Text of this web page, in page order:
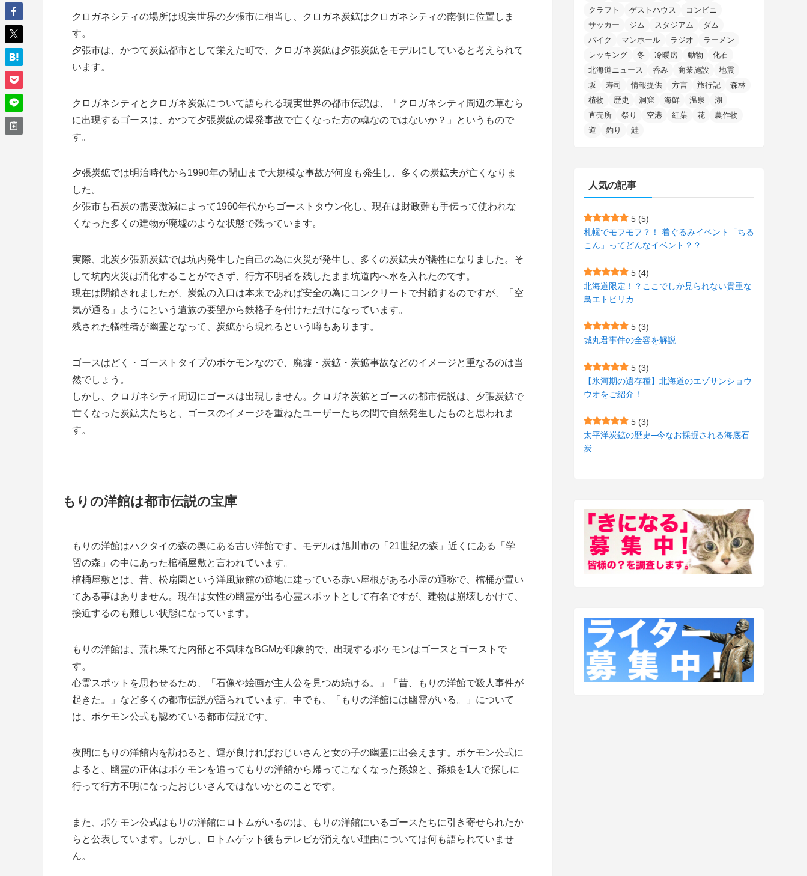
クロガネシティの場所は現実世界の夕張市に相当し、クロガネ炭鉱はクロガネシティの南側に位置しま
す。
夕張市は、かつて炭鉱都市として栄えた町で、クロガネ炭鉱は夕張炭鉱をモデルにしていると考えられて
います。
クロガネシティとクロガネ炭鉱について語られる現実世界の都市伝説は、「クロガネシティ周辺の草むら
に出現するゴースは、かつて夕張炭鉱の爆発事故で亡くなった方の魂なのではないか？」というもので
す。
夕張炭鉱では明治時代から1990年の閉山まで大規模な事故が何度も発生し、多くの炭鉱夫が亡くなりま
した。
夕張市も石炭の需要激減によって1960年代からゴーストタウン化し、現在は財政難も手伝って使われな
くなった多くの建物が廃墟のような状態で残っています。
実際、北炭夕張新炭鉱では坑内発生した自己の為に火災が発生し、多くの炭鉱夫が犠牲になりました。そ
して坑内火災は消化することができず、行方不明者を残したまま坑道内へ水を入れたのです。
現在は閉鎖されましたが、炭鉱の入口は本来であれば安全の為にコンクリートで封鎖するのですが、「空
気が通る」ようにという遺族の要望から鉄格子を付けただけになっています。
残された犠牲者が幽霊となって、炭鉱から現れるという噂もあります。
ゴースはどく・ゴーストタイプのポケモンなので、廃墟・炭鉱・炭鉱事故などのイメージと重なるのは当
然でしょう。
しかし、クロガネシティ周辺にゴースは出現しません。クロガネ炭鉱とゴースの都市伝説は、夕張炭鉱で
亡くなった炭鉱夫たちと、ゴースのイメージを重ねたユーザーたちの間で自然発生したものと思われま
す。
もりの洋館は都市伝説の宝庫
もりの洋館はハクタイの森の奥にある古い洋館です。モデルは旭川市の「21世紀の森」近くにある「学
習の森」の中にあった棺桶屋敷と言われています。
棺桶屋敷とは、昔、松扇園という洋風旅館の跡地に建っている赤い屋根がある小屋の通称で、棺桶が置い
てある事はありません。現在は女性の幽霊が出る心霊スポットとして有名ですが、建物は崩壊しかけて、
接近するのも難しい状態になっています。
もりの洋館は、荒れ果てた内部と不気味なBGMが印象的で、出現するポケモンはゴースとゴーストで
す。
心霊スポットを思わせるため、「石像や絵画が主人公を見つめ続ける。」「昔、もりの洋館で殺人事件が
起きた。」など多くの都市伝説が語られています。中でも、「もりの洋館には幽霊がいる。」について
は、ポケモン公式も認めている都市伝説です。
夜間にもりの洋館内を訪ねると、運が良ければおじいさんと女の子の幽霊に出会えます。ポケモン公式に
よると、幽霊の正体はポケモンを追ってもりの洋館から帰ってこなくなった孫娘と、孫娘を1人で探しに
行って行方不明になったおじいさんではないかとのことです。
また、ポケモン公式はもりの洋館にロトムがいるのは、もりの洋館にいるゴースたちに引き寄せられたか
らと公表しています。しかし、ロトムゲット後もテレビが消えない理由については何も語られていませ
ん。
(11)
(7)
(21)
(4)
(7)
(2)
(1)
(7)
(10)
(5)
(2)
(72)
(5)
(15)
(9)
(11)
(3)
(15)
(157)
(52)
(3)
(4)
(4)
(6)
(5)
(5)
(35)
(11)
(2)
(43)
(5)
(1)
(8)
(5)
(4)
(1)
(10)
(2)
(1)
(8)
(1)
(3)
(15)
(2)
(1)
(11)
(12)
(4)
(2)
(3)
(3)
(5)
(5)
(24)
(3)
(31)
(7)
(12)
(4)
(27)
(6)
(2)
(1)
(5)
(8)
(5)
(10)
(1)
(6)
(4)
(1)
(4)
クラフト
ゲストハウス
コンビニ
サッカー
ジム スタジアム
ダム
バイク
マンホール ラジオ
ラーメン
レッキング
冬 冷暖房 動物
化石
北海道ニュース
呑み 商業施設
地震
坂
寿司 情報提供 方言 旅行記
森林
植物
歴史 洞窟 海鮮 温泉
湖
直売所
祭り 空港 紅葉 花
農作物
道
釣り 鮭
人気の記事
5 (5)
札幌でモフモフ？！ 着ぐるみイベント「ちる
こん」ってどんなイベント？？
5 (4)
北海道限定！？ここでしか見られない貴重な
鳥エトピリカ
5 (3)
城丸君事件の全容を解説
5 (3)
【氷河期の遺存種】北海道のエゾサンショウ
ウオをご紹介！
5 (3)
太平洋炭鉱の歴史─今なお採掘される海底石
炭